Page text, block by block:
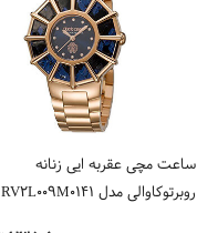
ساعت مچی عقربه ایی زنانه
روبرتوکاوالی مدل RV2L009M0141